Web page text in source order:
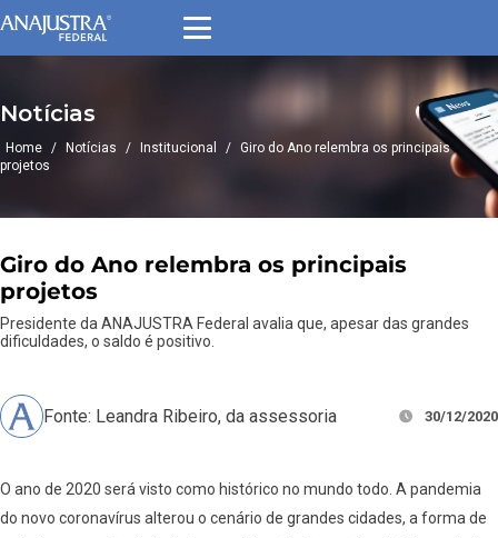
Notícias
Home / Notícias / Institucional / Giro do Ano relembra os principais
projetos
Giro do Ano relembra os principais
projetos
Presidente da ANAJUSTRA Federal avalia que, apesar das grandes
dificuldades, o saldo é positivo.
Fonte: Leandra Ribeiro, da assessoria 30/12/2020
O ano de 2020 será visto como histórico no mundo todo. A pandemia
do novo coronavírus alterou o cenário de grandes cidades, a forma de